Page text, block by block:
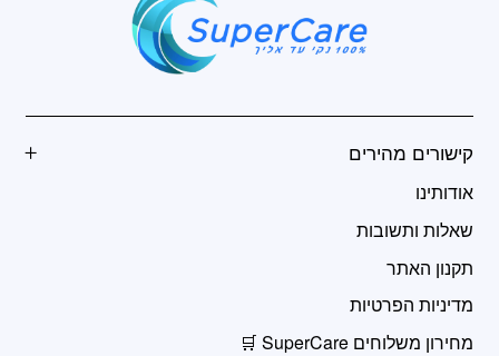
קישורים מהירים
אודותינו
שאלות ותשובות
תקנון האתר
מדיניות הפרטיות
מחירון משלוחים SuperCare 🛒